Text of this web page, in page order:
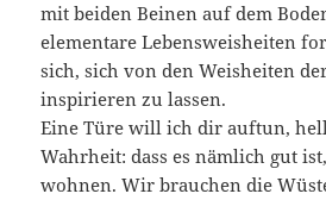
mit beiden Beinen auf dem
elementare Lebensweisheiten
sich, sich von den Weisheiten
inspirieren zu lassen.
Eine Türe will ich dir auftun,
Wahrheit: dass es nämlich gut
wohnen. Wir brauchen die